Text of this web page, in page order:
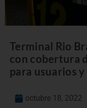
Terminal Rio
con cobertura
para usuarios
octubre 18, 2022